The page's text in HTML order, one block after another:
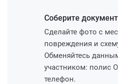
Соберите
Сделайте фото с
повреждения и
Обменяйтесь
участником: полис
телефон.